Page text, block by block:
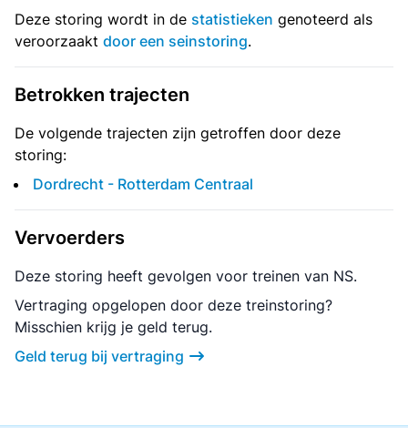
Deze storing wordt in de statistieken genoteerd als
veroorzaakt door een seinstoring.
Betrokken trajecten
De volgende trajecten zijn getroffen door deze
storing:
Dordrecht - Rotterdam Centraal
Vervoerders
Deze storing heeft gevolgen voor treinen van NS.
Vertraging opgelopen door deze treinstoring?
Misschien krijg je geld terug.
Geld terug bij vertraging